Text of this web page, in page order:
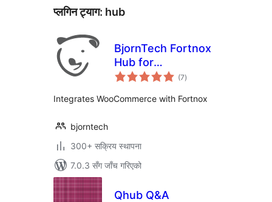
प्लगिन ट्याग: hub
BjornTech Fortnox
Hub for
WooCommerce
(7कुल
रेटिङ्गहरू
)
Integrates WooCommerce with Fortnox
bjorntech
300+ सक्रिय स्थापना
7.0.3 सँग जाँच गरिएको
Qhub Q&A